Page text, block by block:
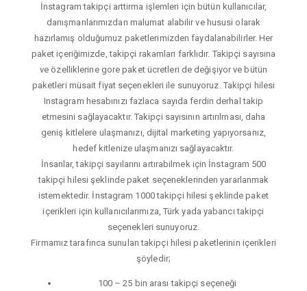
İnstagram takipçi arttirma işlemleri için bütün kullanıcılar,
danışmanlarımızdan malumat alabilir ve hususi olarak
hazırlamış olduğumuz paketlerimizden faydalanabilirler. Her
paket içeriğimizde, takipçi rakamları farklıdır. Takipçi sayısına
ve özelliklerine gore paket ücretleri de değişiyor ve bütün
paketleri müsait fiyat seçenekleri ile sunuyoruz. Takipçi hilesi
Instagram hesabınızı fazlaca sayıda ferdin derhal takip
etmesini sağlayacaktır. Takipçi sayısının artırılması, daha
geniş kitlelere ulaşmanızı, dijital marketing yapıyorsanız,
hedef kitlenize ulaşmanızı sağlayacaktır.
İnsanlar, takipçi sayılarını artırabilmek için İnstagram 500
takipçi hilesi şeklinde paket seçeneklerinden yararlanmak
istemektedir. İnstagram 1000 takipçi hilesi şeklinde paket
içerikleri için kullanıcılarımıza, Türk yada yabancı takipçi
seçenekleri sunuyoruz.
Firmamız tarafınca sunulan takipçi hilesi paketlerinin içerikleri
şöyledir;
100 – 25 bin arası takipçi seçeneği